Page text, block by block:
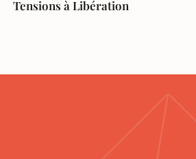
Tensions à Libération